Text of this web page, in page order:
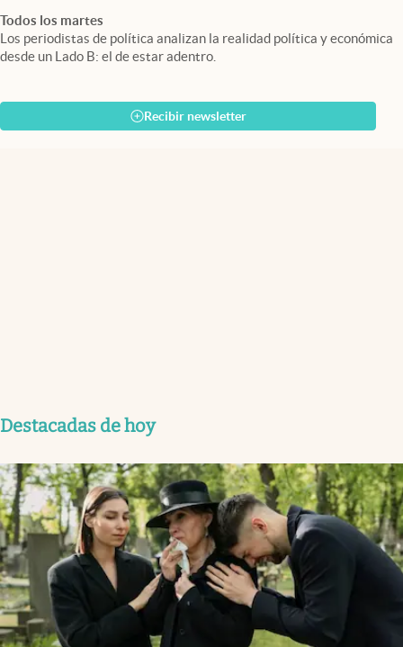
Todos los martes
Los periodistas de política analizan la realidad política y económica
desde un Lado B: el de estar adentro.
Recibir newsletter
Destacadas de hoy